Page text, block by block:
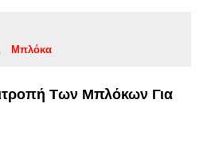
Μπλόκα
Των Μπλόκων Για